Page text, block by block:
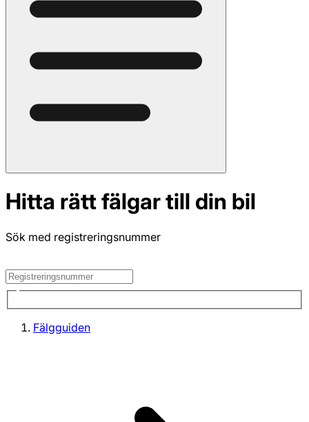
Hitta rätt fälgar till din bil
Sök med registreringsnummer
Fälgguiden